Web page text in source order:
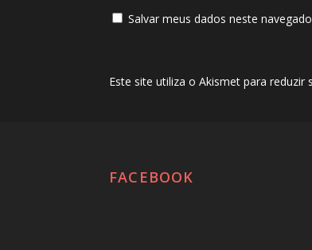
Salvar meus dados neste
Este site utiliza o Akismet para reduzir
FACEBOOK